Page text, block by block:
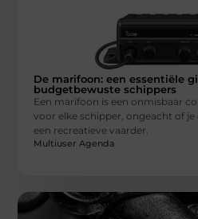
De marifoon: een essentiële
budgetbewuste schippers
Een marifoon is een onmisbaar
voor elke schipper, ongeacht of
een recreatieve vaarder.
Multiuser Agenda